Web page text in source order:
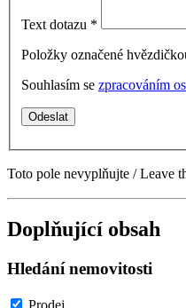
Text dotazu *
Položky označené
Souhlasím se zpracováním
Toto pole nevyplňujte / Leave
Doplňující obsah
Hledání nemovitosti
Prodej